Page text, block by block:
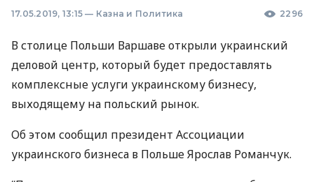
17.05.2019, 13:15 — Казна и Политика 2296
В столице Польши Варшаве открыли украинский
деловой центр, который будет предоставлять
комплексные услуги украинскому бизнесу,
выходящему на польский рынок.
Об этом сообщил президент Ассоциации
украинского бизнеса в Польше Ярослав Романчук.